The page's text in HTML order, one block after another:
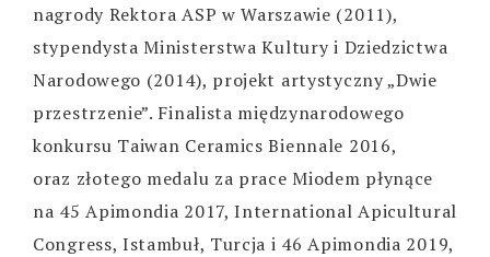
nagrody Rektora ASP w Warszawie (2011),
stypendysta Ministerstwa Kultury i Dziedzictwa
Narodowego (2014), projekt artystyczny „Dwie
przestrzenie”. Finalista międzynarodowego
konkursu Taiwan Ceramics Biennale 2016,
oraz złotego medalu za prace Miodem płynące
na 45 Apimondia 2017, International Apicultural
Congress, Istambuł, Turcja i 46 Apimondia 2019,